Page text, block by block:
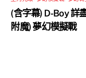
(含字幕) D-Boy 詳
附魔) 夢幻模擬戰